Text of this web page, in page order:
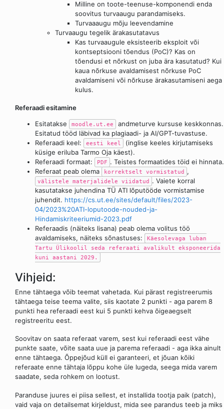
Milline on toote-teenuse-komponendi enda
soovitus turvaaugu parandamiseks.
Turvaaaugu mõju leevendamine
Turvaaugu tegelik ärakasutatavus
Kas turvaaugule eksisteerib eksploit või
kontseptsiooni tõendus (PoC)? Kas on
tõendusi et nõrkust on juba ära kasutatud? Kui
kaua nõrkuse avaldamisest nõrkuse PoC
avaldamiseni või nõrkuse ärakasutamiseni aega
kulus.
Referaadi esitamine
Esitatakse
moodle.ut.ee
andmeturve kursuse keskkonnas.
Esitatud tööd läbivad ka plagiaadi- ja AI/GPT-tuvastuse.
Referaadi keel:
eesti keel
(inglise keeles kirjutamiseks
küsige eriluba Tarmo Oja käest).
Referaadi formaat:
PDF . Teistes formaatides töid ei hinnata.
Referaat peab olema
korrektselt vormistatud ,
välistele materjalidele viidatud . Vaiete korral
kasutatakse juhendina TÜ ATI lõputööde vormistamise
juhendit. https://cs.ut.ee/sites/default/files/2023-
04/2023%20ATI-loputoode-nouded-ja-
Hindamiskriteeriumid-2023.pdf
Referaadis (näiteks lisana) peab olema volitus töö
avaldamiseks, näiteks sõnastuses:
Käesolevaga luban
Tartu Ülikoolil seda referaati avalikult eksponeerida
kuni aastani 2029.
Vihjeid:
Enne tähtaega võib teemat vahetada. Kui pärast registreerumis
tähtaega teise teema valite, siis kaotate 2 punkti - aga parem 8
punkti hea referaadi eest kui 5 punkti kehva õigeaegselt
registreeritu eest.
Soovitav on saata referaat varem, sest kui referaadi eest vähe
punkte saate, võite saata uue ja parema referaadi - aga ikka ainult
enne tähtaega. Õppejõud küll ei garanteeri, et jõuan kõiki
referaate enne tähtaja lõppu kohe üle lugeda, seega mida varem
saadate, seda rohkem on lootust.
Paranduse juures ei piisa sellest, et installida tootja paik (patch),
vaid vaja on detailsemat kirjeldust, mida see parandus teeb ja miks